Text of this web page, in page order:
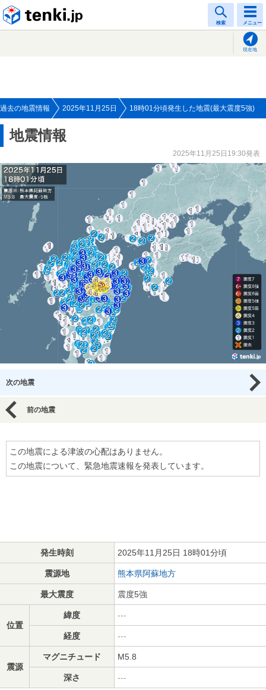
検索 メニュー
現在地
過去の地震情報 2025年11月25日 18時01分頃発生した地震(最大震度5強)
地震情報
2025年11月25日19:30発表
次の地震
前の地震
この地震による津波の心配はありません。
この地震について、緊急地震速報を発表しています。
発生時刻 2025年11月25日 18時01分頃
震源地 熊本県阿蘇地方
最大震度 震度5強
位置
緯度 ---
経度 ---
震源
マグニチュード M5.8
深さ ---